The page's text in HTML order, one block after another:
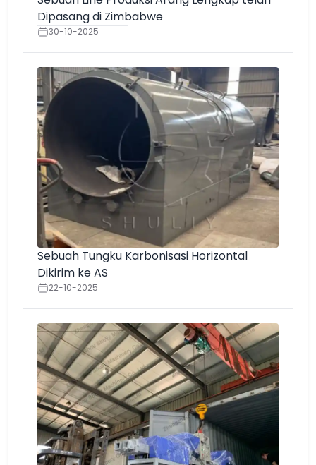
Dipasang di Zimbabwe
30-10-2025
Sebuah Tungku Karbonisasi Horizontal
Dikirim ke AS
22-10-2025